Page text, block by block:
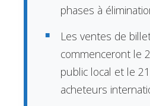
phases à
Les ventes de
commenceront le
public local et le
acheteurs